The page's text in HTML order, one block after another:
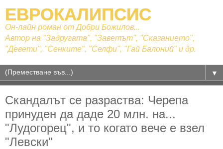
ЕВРОКАЛИПСИС
Он-лайн роман от Добри Божилов...
Автор на "Задругата", "Заветът", "Сказанието",
"Девети", "Сенките", "Селфи", "Гай Балоний" и др.
▼
Скандалът се разраства: Черепа
принуден да даде 20 млн. на...
"Лудогорец", и то когато вече е взел
"Левски"